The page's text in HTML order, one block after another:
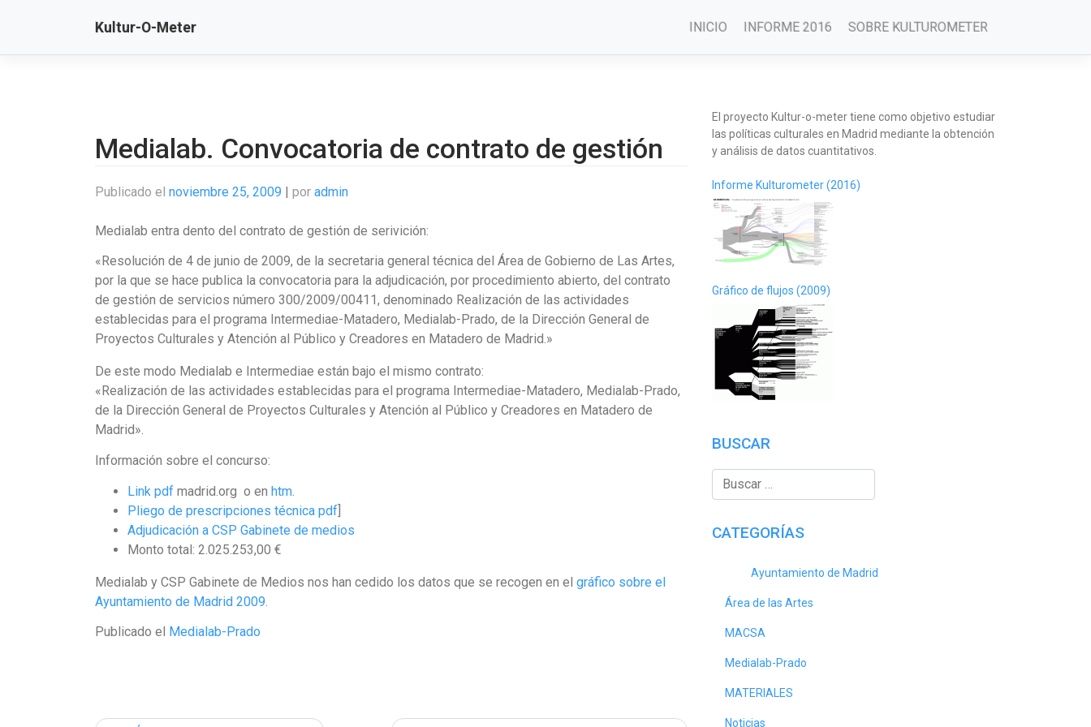
Kultur-O-Meter INICIO INFORME 2016 SOBRE KULTUROMETER
Medialab. Convocatoria de contrato de gestión
Publicado el noviembre 25, 2009 | por admin
Medialab entra dento del contrato de gestión de serivición:
«Resolución de 4 de junio de 2009, de la secretaria general técnica del Área de Gobierno de Las Artes,
por la que se hace publica la convocatoria para la adjudicación, por procedimiento abierto, del contrato
de gestión de servicios número 300/2009/00411, denominado Realización de las actividades
establecidas para el programa Intermediae-Matadero, Medialab-Prado, de la Dirección General de
Proyectos Culturales y Atención al Público y Creadores en Matadero de Madrid.»
De este modo Medialab e Intermediae están bajo el mismo contrato:
«Realización de las actividades establecidas para el programa Intermediae-Matadero, Medialab-Prado,
de la Dirección General de Proyectos Culturales y Atención al Público y Creadores en Matadero de
Madrid».
Información sobre el concurso:
Link pdf madrid.org o en htm
Pliego de prescripciones técnica pdf
Adjudicación a CSP Gabinete de medios
Monto total: 2.025.253,00 €
Medialab y CSP Gabinete de Medios nos han cedido los datos que se recogen en el gráfico sobre el
Ayuntamiento de Madrid 2009
Publicado el
Medialab-Prado
El proyecto Kultur-o-meter tiene como objetivo estudiar
las políticas culturales en Madrid mediante la obtención
y análisis de datos cuantitativos.
Informe Kulturometer (2016)
Gráfico de flujos (2009)
BUSCAR
CATEGORÍAS
Ayuntamiento de Madrid
Área de las Artes
MACSA
Medialab-Prado
MATERIALES
Noticias